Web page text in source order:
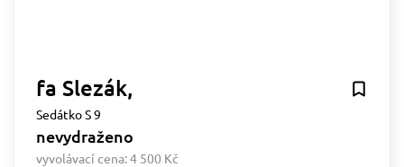
fa Slezák,
Sedátko S 9
nevydraženo
vyvolávací cena:4 500 Kč